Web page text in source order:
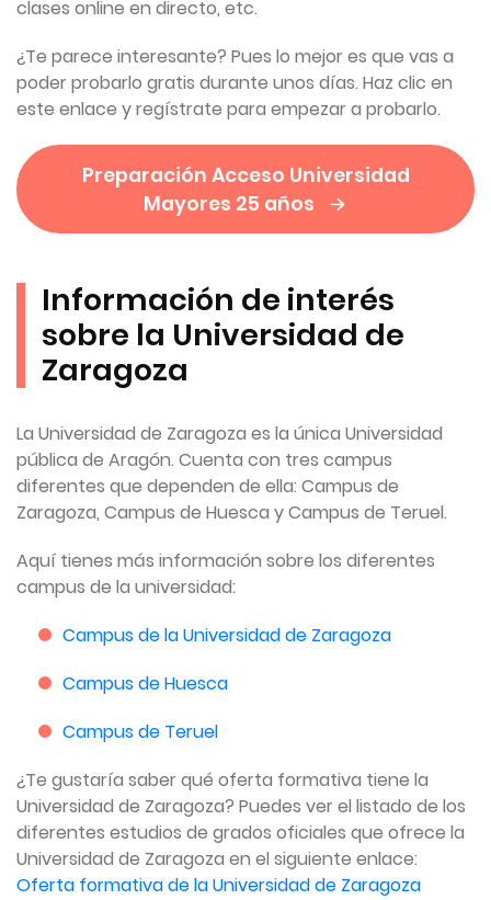
clases online en directo, etc.
¿Te parece interesante? Pues lo mejor es que vas a
poder probarlo gratis durante unos días. Haz clic en
este enlace y regístrate para empezar a probarlo.
Preparación Acceso Universidad
Mayores 25 años
Información de interés
sobre la Universidad de
Zaragoza
La Universidad de Zaragoza es la única Universidad
pública de Aragón. Cuenta con tres campus
diferentes que dependen de ella: Campus de
Zaragoza, Campus de Huesca y Campus de Teruel.
Aquí tienes más información sobre los diferentes
campus de la universidad:
Campus de la Universidad de Zaragoza
Campus de Huesca
Campus de Teruel
¿Te gustaría saber qué oferta formativa tiene la
Universidad de Zaragoza? Puedes ver el listado de los
diferentes estudios de grados oficiales que ofrece la
Universidad de Zaragoza en el siguiente enlace:
Oferta formativa de la Universidad de Zaragoza